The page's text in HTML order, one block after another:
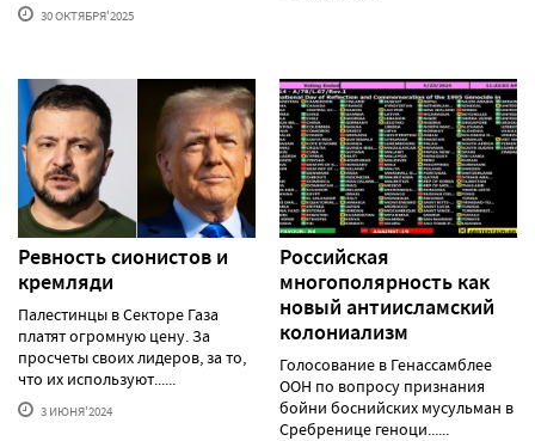
30 ОКТЯБРЯ'2025
Ревность сионистов и
кремляди
Палестинцы в Секторе Газа
платят огромную цену. За
просчеты своих лидеров, за то,
что их используют......
3 ИЮНЯ'2024
Российская
многополярность как
новый антиисламский
колониализм
Голосование в Генассамблее
ООН по вопросу признания
бойни боснийских мусульман в
Сребренице геноци......